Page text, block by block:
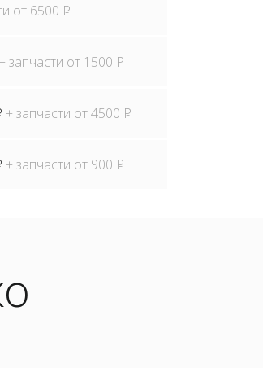
от 6500 P
+ запчасти от 1500 P
+ запчасти от 4500 P
+ запчасти от 900 P